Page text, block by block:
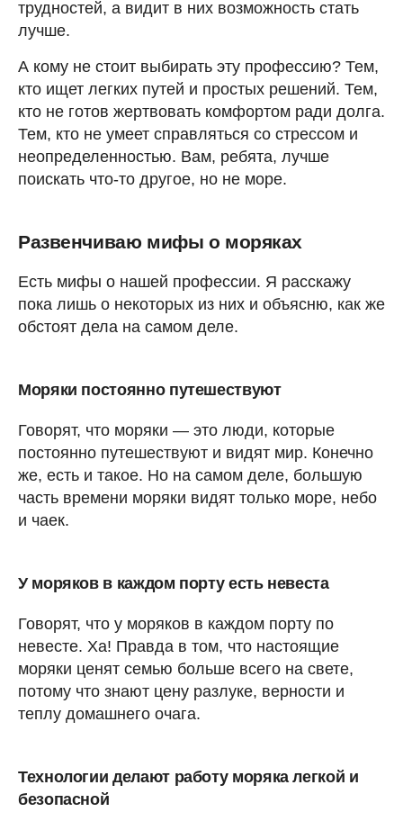
трудностей, а видит в них возможность стать
лучше.
А кому не стоит выбирать эту профессию? Тем,
кто ищет легких путей и простых решений. Тем,
кто не готов жертвовать комфортом ради долга.
Тем, кто не умеет справляться со стрессом и
неопределенностью. Вам, ребята, лучше
поискать что-то другое, но не море.
Развенчиваю мифы о моряках
Есть мифы о нашей профессии. Я расскажу
пока лишь о некоторых из них и объясню, как же
обстоят дела на самом деле.
Моряки постоянно путешествуют
Говорят, что моряки — это люди, которые
постоянно путешествуют и видят мир. Конечно
же, есть и такое. Но на самом деле, большую
часть времени моряки видят только море, небо
и чаек.
У моряков в каждом порту есть невеста
Говорят, что у моряков в каждом порту по
невесте. Ха! Правда в том, что настоящие
моряки ценят семью больше всего на свете,
потому что знают цену разлуке, верности и
теплу домашнего очага.
Технологии делают работу моряка легкой и
безопасной